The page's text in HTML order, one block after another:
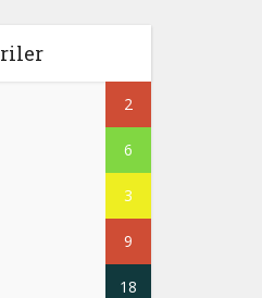
2
6
3
9
18